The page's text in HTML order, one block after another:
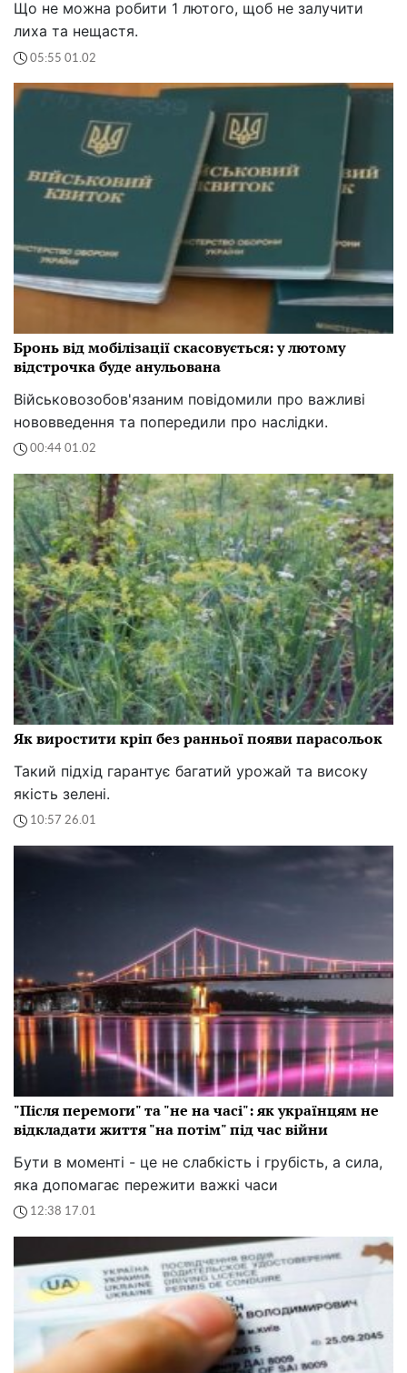
Що не можна робити 1 лютого, щоб не залучити
лиха та нещастя.
05:55 01.02
Бронь від мобілізації скасовується: у лютому
відстрочка буде анульована
Військовозобов'язаним повідомили про важливі
нововведення та попередили про наслідки.
00:44 01.02
Як виростити кріп без ранньої появи парасольок
Такий підхід гарантує багатий урожай та високу
якість зелені.
10:57 26.01
"Після перемоги" та "не на часі": як українцям не
відкладати життя "на потім" під час війни
Бути в моменті - це не слабкість і грубість, а сила,
яка допомагає пережити важкі часи
12:38 17.01